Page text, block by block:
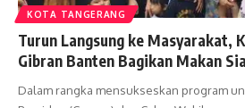
KOTA TANGERANG
Turun Langsung ke Masyarakat,
Gibran Banten Bagikan Makan
Dalam rangka mensukseskan program